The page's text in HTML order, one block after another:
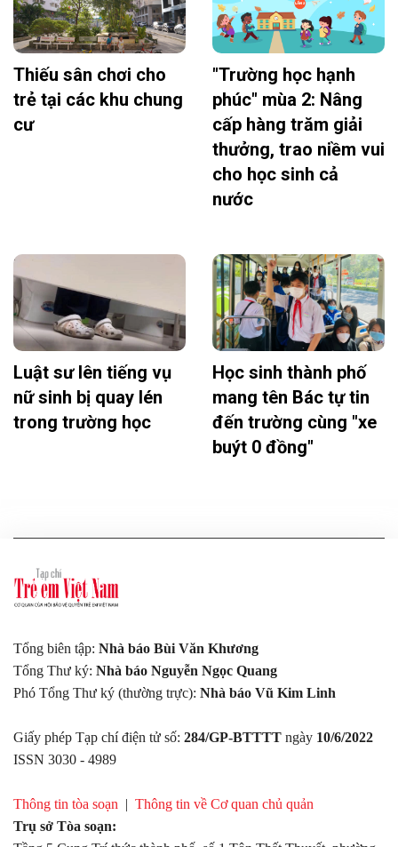
Thiếu sân chơi cho
trẻ tại các khu chung
cư
"Trường học hạnh
phúc" mùa 2: Nâng
cấp hàng trăm giải
thưởng, trao niềm vui
cho học sinh cả
nước
Luật sư lên tiếng vụ
nữ sinh bị quay lén
trong trường học
Học sinh thành phố
mang tên Bác tự tin
đến trường cùng "xe
buýt 0 đồng"
Tổng biên tập: Nhà báo Bùi Văn Khương
Tổng Thư ký: Nhà báo Nguyễn Ngọc Quang
Phó Tổng Thư ký (thường trực): Nhà báo Vũ Kim Linh
Giấy phép Tạp chí điện tử số: 284/GP-BTTTT ngày 10/6/2022
ISSN 3030 - 4989
Thông tin tòa soạn | Thông tin về Cơ quan chủ quản
Trụ sở Tòa soạn: